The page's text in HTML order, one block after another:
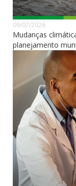
09/07/2026
Mudanças
planejamento